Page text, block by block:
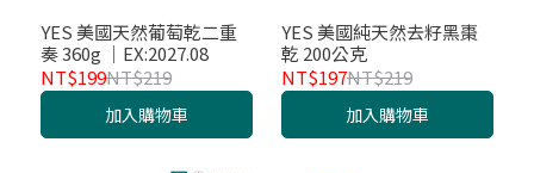
YES 美國天然葡萄乾二重
奏 360g │EX:2027.08
NT$199NT$219
加入購物車
YES 美國純天然去籽黑棗
乾 200公克
NT$197NT$219
加入購物車